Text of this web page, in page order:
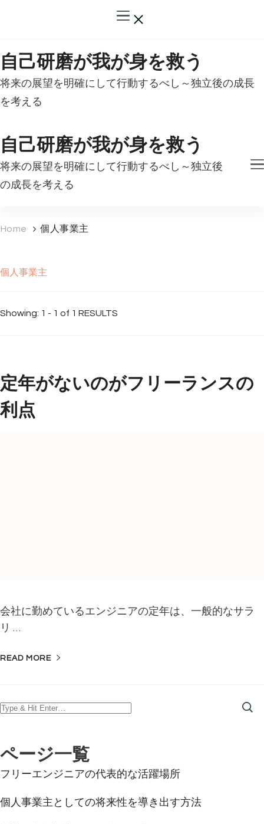
自己研磨が我が身を救う
将来の展望を明確にして行動するべし～独立後の成長
を考える
自己研磨が我が身を救う
将来の展望を明確にして行動するべし～独立後
の成長を考える
Home 個人事業主
個人事業主
Showing: 1 - 1 of 1 RESULTS
定年がないのがフリーランスの
利点
会社に勤めているエンジニアの定年は、一般的なサラ
リ …
READ MORE
Looking
ページ一覧
フリーエンジニアの代表的な活躍場所
個人事業主としての将来性を導き出す方法